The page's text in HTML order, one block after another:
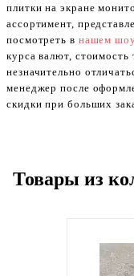
плитки на экране
ассортимент,
посмотреть в нашем
курса валют,
незначительно
менеджер после
скидки при больших
Товары из